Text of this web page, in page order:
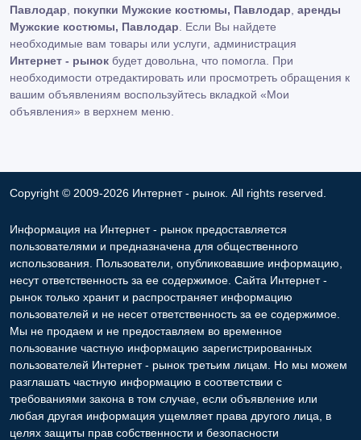
Павлодар
покупки Мужские костюмы, Павлодар аренды
Мужские костюмы, Павлодар . Если Вы найдете
необходимые вам товары или услуги, администрация
Интернет - рынок будет довольна, что помогла. При
необходимости отредактировать или просмотреть обращения к
вашим объявлениям воспользуйтесь вкладкой «Мои
объявления» в верхнем меню.
Copyright © 2009-2026 Интернет - рынок. All rights reserved.
Информация на Интернет - рынок предоставляется
пользователями и предназначена для общественного
использования. Пользователи, опубликовавшие информацию,
несут ответственность за ее содержимое. Сайта Интернет -
рынок только хранит и распространяет информацию
пользователей и не несет ответственность за ее содержимое.
Мы не продаем и не предоставляем во временное
пользование частную информацию зарегистрированных
пользователей Интернет - рынок третьим лицам. Но мы можем
разглашать частную информацию в соответствии с
требованиями закона в том случае, если объявление или
любая другая информация ущемляет права другого лица, в
целях защиты прав собственности и безопасности